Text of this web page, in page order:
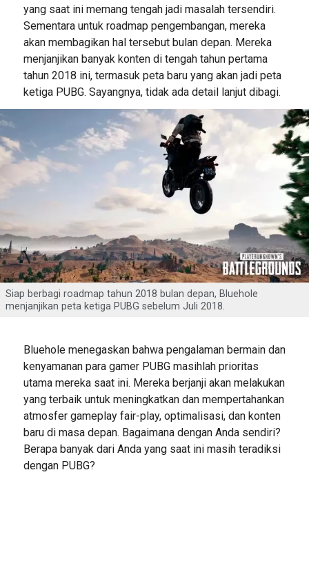
yang saat ini memang tengah jadi masalah tersendiri.
Sementara untuk roadmap pengembangan, mereka
akan membagikan hal tersebut bulan depan. Mereka
menjanjikan banyak konten di tengah tahun pertama
tahun 2018 ini, termasuk peta baru yang akan jadi peta
ketiga PUBG. Sayangnya, tidak ada detail lanjut dibagi.
Siap berbagi roadmap tahun 2018 bulan depan, Bluehole
menjanjikan peta ketiga PUBG sebelum Juli 2018.
Bluehole menegaskan bahwa pengalaman bermain dan
kenyamanan para gamer PUBG masihlah prioritas
utama mereka saat ini. Mereka berjanji akan melakukan
yang terbaik untuk meningkatkan dan mempertahankan
atmosfer gameplay fair-play, optimalisasi, dan konten
baru di masa depan. Bagaimana dengan Anda sendiri?
Berapa banyak dari Anda yang saat ini masih teradiksi
dengan PUBG?